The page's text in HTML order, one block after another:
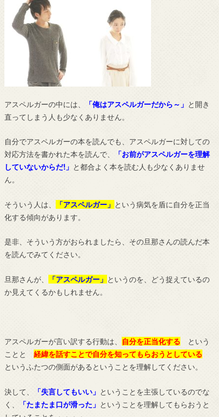
アスペルガーの中には、 「俺はアスペルガーだから～」
と開き
直ってしまう人も少なくありません。
自分でアスペルガーの本を読んでも、アスペルガーに対しての
対応方法を書かれた本を読んで、
「お前がアスペルガーを理解
していないからだ!」 と都合よく本を読む人も少なくありませ
ん。
そういう人は、 「アスペルガー」 という病気を盾に自分を正当
化する傾向があります。
是非、そういう方がおられましたら、その旦那さんの読んだ本
を読んでみてください。
旦那さんが、 「アスペルガー」 というのを、どう捉えているの
か見えてくるかもしれません。
アスペルガーが言い訳する行動は、 自分を正当化する という
ことと 経緯を話すことで自分を知ってもらおうとしている
というふたつの側面があるということを理解してください。
決して、 「失言してもいい」
ということを主張しているのでな
く、
「たまたま口が滑った」
ということを理解してもらおうと